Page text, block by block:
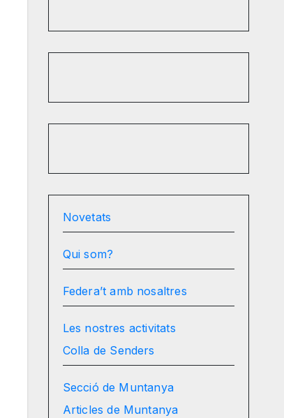
Novetats
Qui som?
Federa’t amb nosaltres
Les nostres activitats
Colla de Senders
Secció de Muntanya
Articles de Muntanya